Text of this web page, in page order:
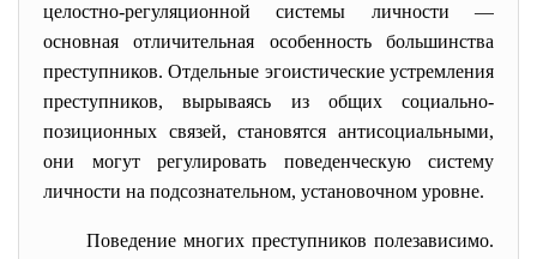
целостно-регуляционной системы личности —
основная отличительная особенность большинства
преступников. Отдельные эгоистические устремления
преступников, вырываясь из общих социально-
позиционных связей, становятся антисоциальными,
они могут регулировать поведенческую систему
личности на подсознательном, установочном уровне.
Поведение многих преступников полезависимо.